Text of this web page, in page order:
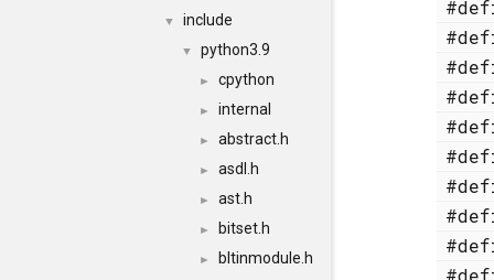
▼ include
▼ python3.9
► cpython
► internal
► abstract.h
► asdl.h
► ast.h
► bitset.h
► bltinmodule.h